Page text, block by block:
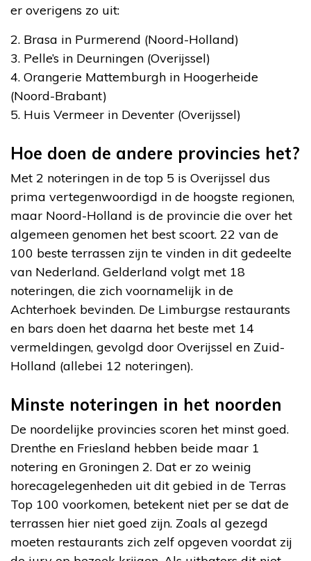
er overigens zo uit:
2. Brasa in Purmerend (Noord-Holland)
3. Pelle’s in Deurningen (Overijssel)
4. Orangerie Mattemburgh in Hoogerheide
(Noord-Brabant)
5. Huis Vermeer in Deventer (Overijssel)
Hoe doen de andere provincies het?
Met 2 noteringen in de top 5 is Overijssel dus
prima vertegenwoordigd in de hoogste regionen,
maar Noord-Holland is de provincie die over het
algemeen genomen het best scoort. 22 van de
100 beste terrassen zijn te vinden in dit gedeelte
van Nederland. Gelderland volgt met 18
noteringen, die zich voornamelijk in de
Achterhoek bevinden. De Limburgse restaurants
en bars doen het daarna het beste met 14
vermeldingen, gevolgd door Overijssel en Zuid-
Holland (allebei 12 noteringen).
Minste noteringen in het noorden
De noordelijke provincies scoren het minst goed.
Drenthe en Friesland hebben beide maar 1
notering en Groningen 2. Dat er zo weinig
horecagelegenheden uit dit gebied in de Terras
Top 100 voorkomen, betekent niet per se dat de
terrassen hier niet goed zijn. Zoals al gezegd
moeten restaurants zich zelf opgeven voordat zij